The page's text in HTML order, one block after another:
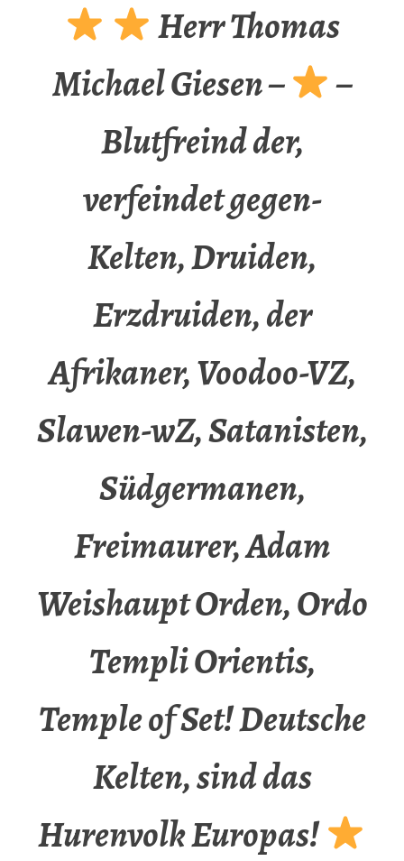
Herr Thomas
Michael Giesen –
–
Blutfreind der,
verfeindet gegen-
Kelten, Druiden,
Erzdruiden, der
Afrikaner, Voodoo-VZ,
Slawen-wZ, Satanisten,
Südgermanen,
Freimaurer, Adam
Weishaupt Orden, Ordo
Templi Orientis,
Temple of Set! Deutsche
Kelten, sind das
Hurenvolk Europas!